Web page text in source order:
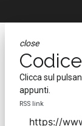
close
Clicca sul
appunti.
RSS link